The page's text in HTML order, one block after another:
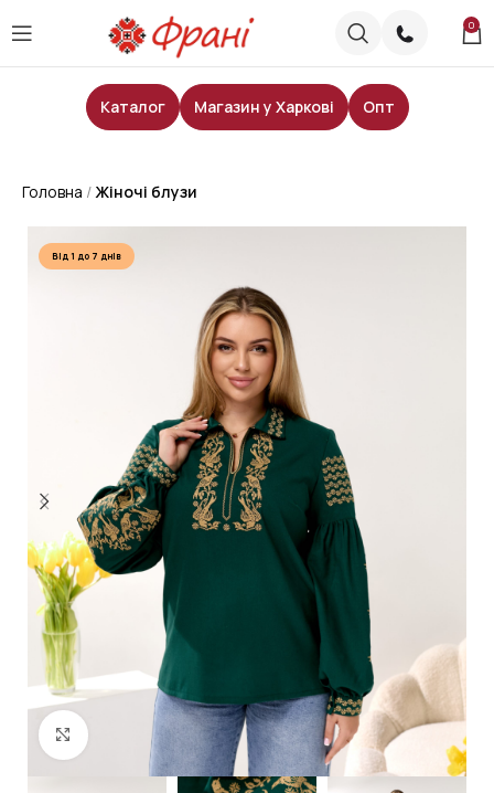
0
Каталог Магазин у Харкові Опт
Головна Жіночі блузи
Від 1 до 7 днів
Click to enlarge